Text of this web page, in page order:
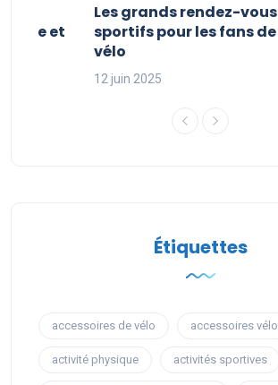
et
Les grands rendez-vous
sportifs pour les fans de
vélo
12 juin 2025
Étiquettes
accessoires de vélo accessoires vélo
activité physique activités sportives